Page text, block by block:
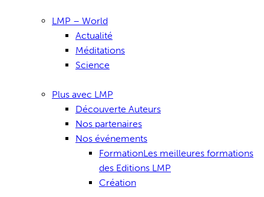
LMP – World
Actualité
Méditations
Science
Plus avec LMP
Découverte Auteurs
Nos partenaires
Nos événements
FormationLes meilleures formations
des Editions LMP
Création